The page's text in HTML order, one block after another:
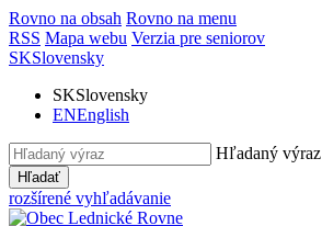
Rovno na obsah Rovno na menu
RSS Mapa webu Verzia pre seniorov
SKSlovensky
SKSlovensky
ENEnglish
Hľadaný výraz
Hľadať
rozšírené vyhľadávanie